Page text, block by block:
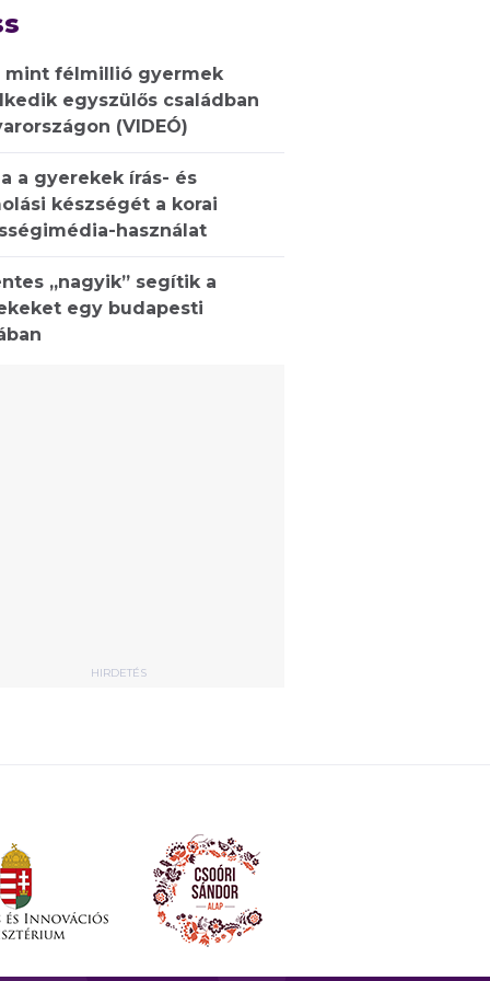
mint félmillió gyermek
egyszülős családban
(VIDEÓ)
a gyerekek írás- és
készségét a korai
használat
„nagyik” segítik a
egy budapesti
HIRDETÉS